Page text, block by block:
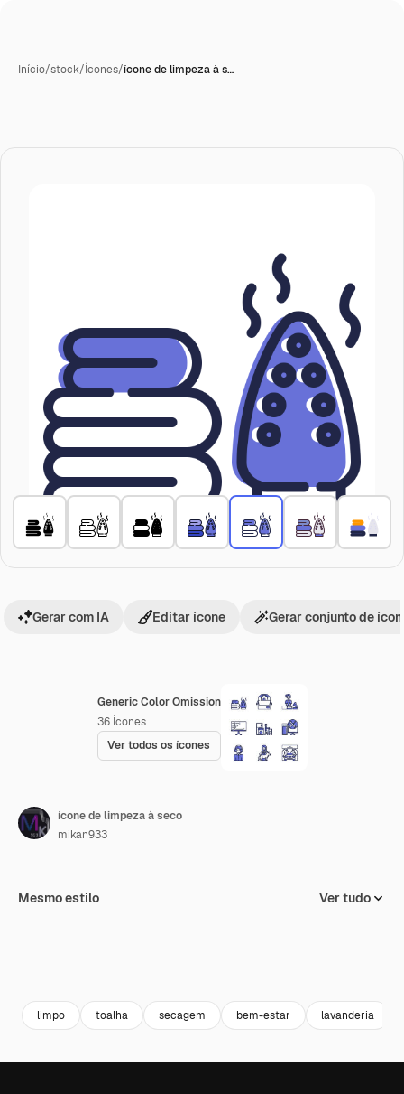
Início/stock/Ícones/ícone de limpeza à s…
Generic Color Omission
36 Ícones
Ver todos os ícones
Gerar com IA Editar ícone Gerar conjunto de
ícone de limpeza à seco
mikan933
Mesmo estilo Ver tudo
limpo toalha secagem bem-estar lavanderia